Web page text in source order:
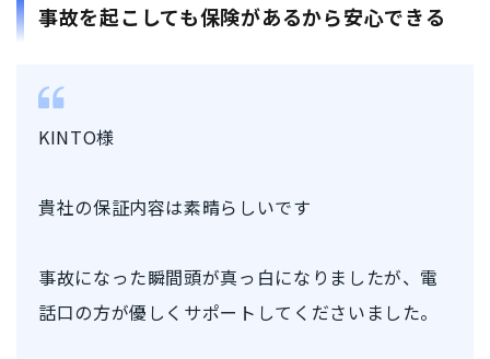
事故を起こしても保険があるから安心できる
KINTO様
貴社の保証内容は素晴らしいです
事故になった瞬間頭が真っ白になりましたが、電
話口の方が優しくサポートしてくださいました。